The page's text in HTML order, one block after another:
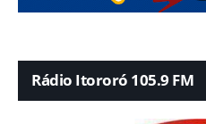
Rádio Itororó 105.9 FM